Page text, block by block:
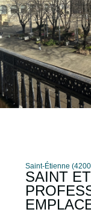
Saint-Étienne
SAINT